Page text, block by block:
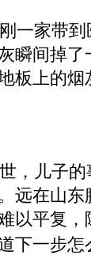
家带到
瞬间掉
板上的
儿子的
远在山
以平复
下一步怎